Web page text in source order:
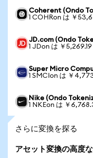
Coherent (Ondo
1 COHRon は ￥
JD.com (Ondo
1 JDon は ￥5,269.19
Super Micro
1 SMCIon は ￥
Nike (Ondo
1 NKEon は ￥
さらに変換を探る
アセット変換の高度